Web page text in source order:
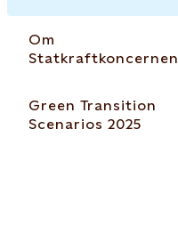
Om
Statkraftkoncernen
Green Transition
Scenarios 2025